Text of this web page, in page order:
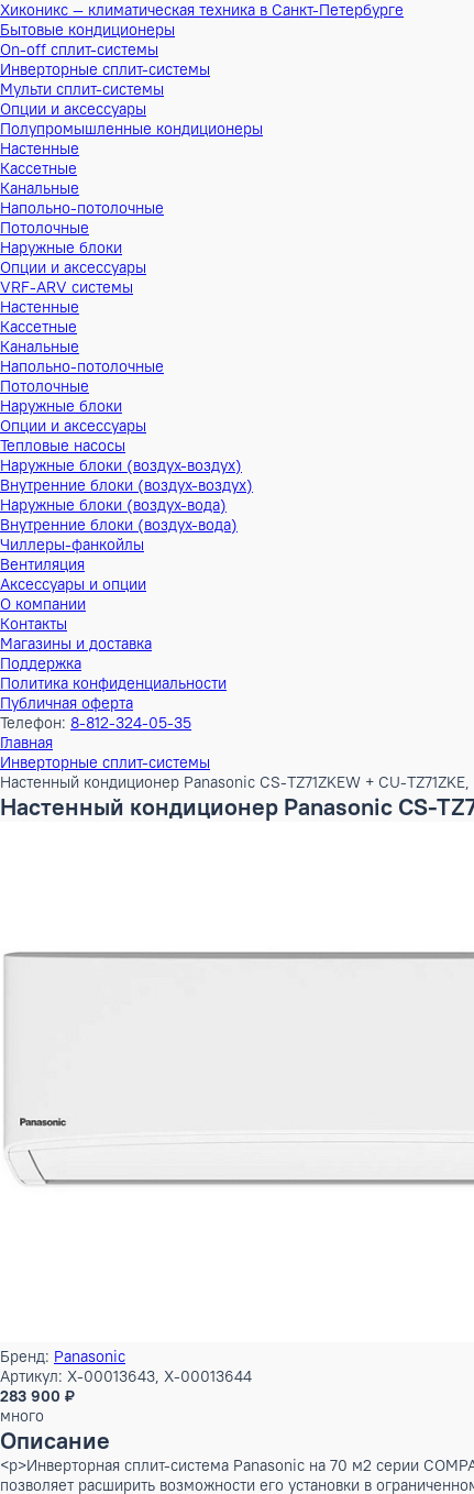
Хиконикс — климатическая техника в Санкт-Петербурге
Бытовые кондиционеры
On-off сплит-системы
Инверторные сплит-системы
Мульти сплит-системы
Опции и аксессуары
Полупромышленные кондиционеры
Настенные
Кассетные
Канальные
Напольно-потолочные
Потолочные
Наружные блоки
Опции и аксессуары
VRF-ARV системы
Настенные
Кассетные
Канальные
Напольно-потолочные
Потолочные
Наружные блоки
Опции и аксессуары
Тепловые насосы
Наружные блоки (воздух-воздух)
Внутренние блоки (воздух-воздух)
Наружные блоки (воздух-вода)
Внутренние блоки (воздух-вода)
Чиллеры-фанкойлы
Вентиляция
Аксессуары и опции
О компании
Контакты
Магазины и доставка
Поддержка
Политика конфиденциальности
Публичная оферта
Телефон:8-812-324-05-35